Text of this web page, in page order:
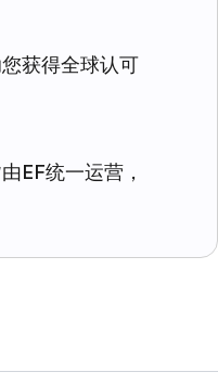
获得全球认可
EF统一运营，